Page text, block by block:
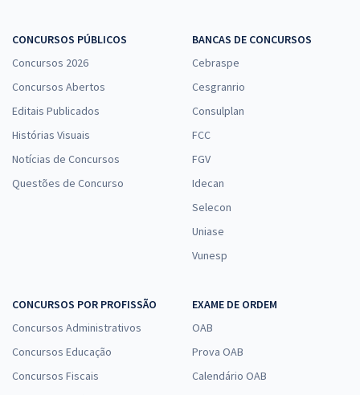
CONCURSOS PÚBLICOS
Concursos 2026
Concursos Abertos
Editais Publicados
Histórias Visuais
Notícias de Concursos
Questões de Concurso
BANCAS DE CONCURSOS
Cebraspe
Cesgranrio
Consulplan
FCC
FGV
Idecan
Selecon
Uniase
Vunesp
CONCURSOS POR PROFISSÃO
Concursos Administrativos
Concursos Educação
Concursos Fiscais
EXAME DE ORDEM
OAB
Prova OAB
Calendário OAB